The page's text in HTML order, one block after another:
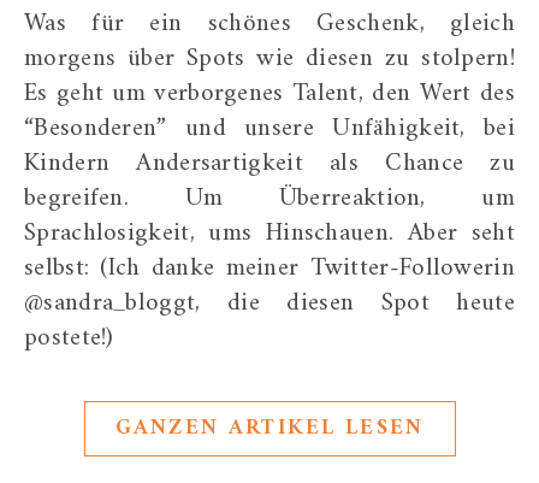
Was für ein schönes Geschenk, gleich
morgens über Spots wie diesen zu stolpern!
Es geht um verborgenes Talent, den Wert des
“Besonderen” und unsere Unfähigkeit, bei
Kindern Andersartigkeit als Chance zu
begreifen. Um Überreaktion, um
Sprachlosigkeit, ums Hinschauen. Aber seht
selbst: (Ich danke meiner Twitter-Followerin
@sandra_bloggt, die diesen Spot heute
postete!)
GANZEN ARTIKEL LESEN